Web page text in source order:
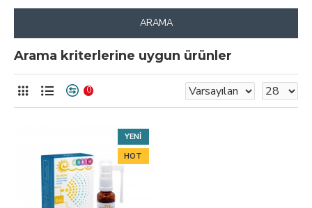
ARAMA
Arama kriterlerine uygun ürünler
0
YENI
HOT